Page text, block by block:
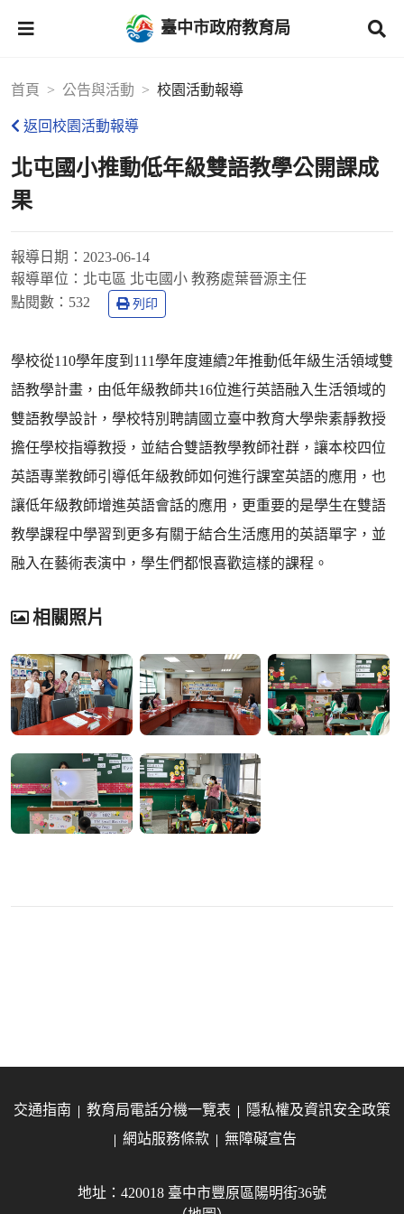
臺中市政府教育局
首頁 公告與活動 校園活動報導
返回校園活動報導
北屯國小推動低年級雙語教學公開課成
果
報導日期： 2023-06-14
報導單位： 北屯區 北屯國小 教務處葉晉源主任
點閱數： 532 列印
學校從110學年度到111學年度連續2年推動低年級生活領域雙
語教學計畫，由低年級教師共16位進行英語融入生活領域的
雙語教學設計，學校特別聘請國立臺中教育大學柴素靜教授
擔任學校指導教授，並結合雙語教學教師社群，讓本校四位
英語專業教師引導低年級教師如何進行課室英語的應用，也
讓低年級教師增進英語會話的應用，更重要的是學生在雙語
教學課程中學習到更多有關于結合生活應用的英語單字，並
融入在藝術表演中，學生們都恨喜歡這樣的課程。
相關照片
交通指南 教育局電話分機一覽表
隱私權及資訊安全政策
網站服務條款
無障礙宣告
地址：420018 臺中市豐原區陽明街36號